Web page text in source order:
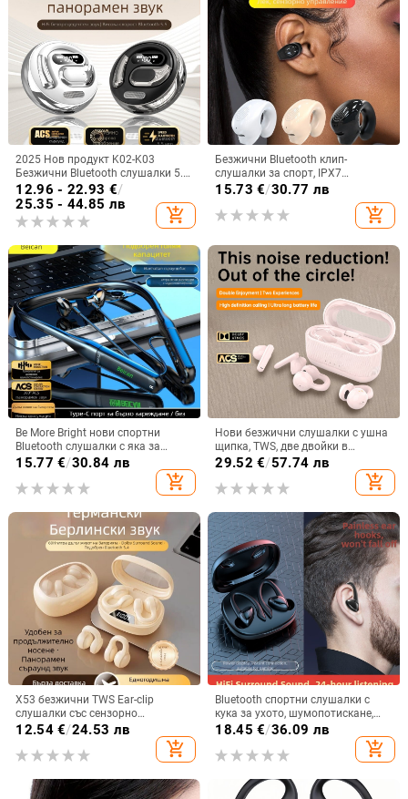
2025 Нов продукт K02-K03
Безжични Bluetooth слушалки 5.5
Монтирани за уши Бинаурални
стерео M76 Експорт Горещ модел
Ows
12.96 - 22.93 €/
25.35 - 44.85 лв
add_shopping_cart
Безжични Bluetooth клип-
слушалки за спорт, IPX7
водоустойчиви, обхват до 10 м,
Bluetooth 5.0, живот на батерията
4–8 ч, ниска латентност за игри
15.73 €/30.77 лв
add_shopping_cart
Be More Bright нови спортни
Bluetooth слушалки с яка за
врата, дълга автономия,
водоустойчиви, шумопотискане
за бягане
15.77 €/30.84 лв
add_shopping_cart
Нови безжични слушалки с ушна
щипка, TWS, две двойки в
комплект, Bluetooth
29.52 €/57.74 лв
add_shopping_cart
X53 безжични TWS Ear-clip
слушалки със сензорно
докосване, шумопотискане и
12.54€/24.53 лв
add_shopping_cart
Bluetooth спортни слушалки с
кука за ухото, шумопотискане,
Bluetooth 5.2, обхват 5 м, батерия
18.45 €/36.09 лв
add_shopping_cart